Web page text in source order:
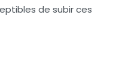
de subir ces